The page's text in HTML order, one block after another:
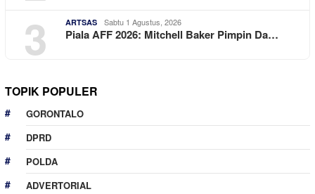
3 ARTSAS Sabtu 1 Agustus, 2026
Piala AFF 2026: Mitchell Baker Pimpin Da…
TOPIK POPULER
GORONTALO
DPRD
POLDA
ADVERTORIAL